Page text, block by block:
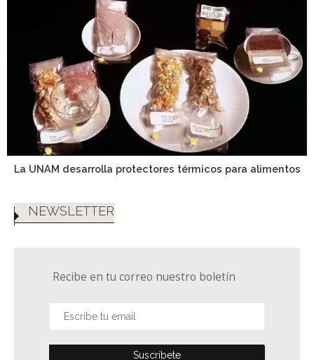
La UNAM desarrolla protectores térmicos para alimentos
NEWSLETTER
Recibe en tu correo nuestro boletín